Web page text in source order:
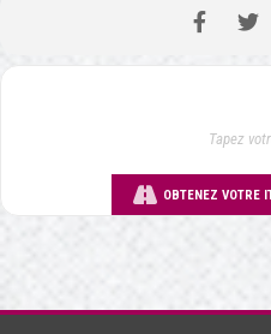
OBTENEZ VOTRE